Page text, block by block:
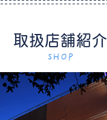
取扱店舗紹介
SHOP